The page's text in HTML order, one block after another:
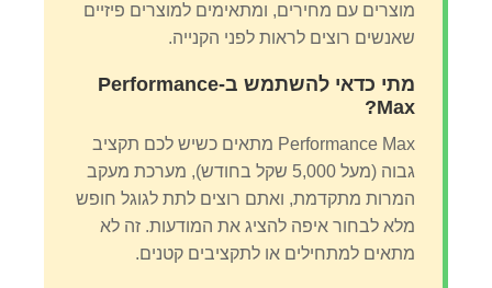
מוצרים עם מחירים, ומתאימים למוצרים פיזיים
שאנשים רוצים לראות לפני הקנייה.
מתי כדאי להשתמש ב-Performance
Max?
Performance Max מתאים כשיש לכם תקציב
גבוה (מעל 5,000 שקל בחודש), מערכת מעקב
המרות מתקדמת, ואתם רוצים לתת לגוגל חופש
מלא לבחור איפה להציג את המודעות. זה לא
מתאים למתחילים או לתקציבים קטנים.